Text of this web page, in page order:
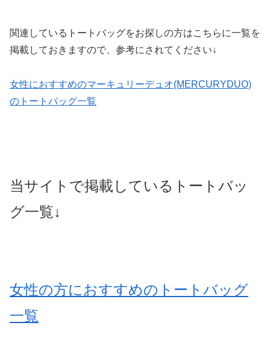
関連しているトートバッグをお探しの方はこちらに一覧を
掲載しておきますので、参考にされてください↓
女性におすすめのマーキュリーデュオ(MERCURYDUO)
のトートバッグ一覧
当サイトで掲載しているトートバッ
グ一覧↓
女性の方におすすめのトートバッグ
一覧